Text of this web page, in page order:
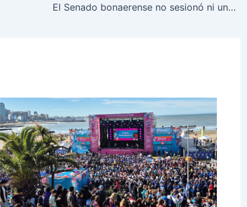
El Senado bonaerense no sesionó ni una vez en todo el año y el Mundial lo va a cerrar hasta julio